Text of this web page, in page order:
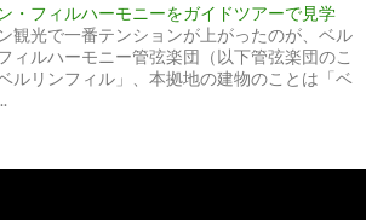
・フィルハーモニーをガイドツアーで見学
観光で一番テンションが上がったのが、ベル
ィルハーモニー管弦楽団（以下管弦楽団のこ
ルリンフィル」、本拠地の建物のことは「ベ